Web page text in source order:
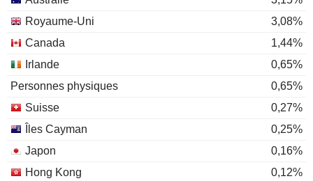
Royaume-Uni
3,08%
Canada
1,44%
Irlande
0,65%
Personnes physiques
0,65%
Suisse
0,27%
Îles Cayman
0,25%
Japon
0,16%
Hong Kong
0,12%